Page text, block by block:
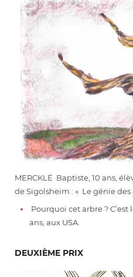
MERCKLÉ Baptiste, 10 ans,
de Sigolsheim : « Le génie des
Pourquoi cet arbre ?
ans, aux USA.
DEUXIÈME PRIX